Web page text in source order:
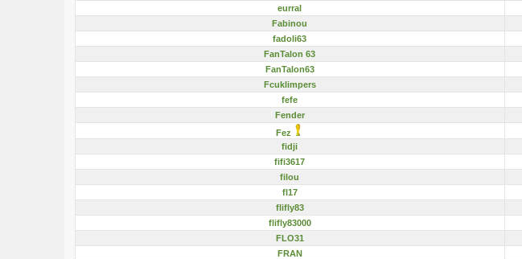
eurral
Fabinou
fadoli63
FanTalon 63
FanTalon63
Fcuklimpers
fefe
Fender
Fez
fidji
fifi3617
filou
fl17
flifly83
flifly83000
FLO31
FRAN